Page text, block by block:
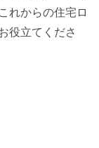
れからの住宅ロ
役立てくださ